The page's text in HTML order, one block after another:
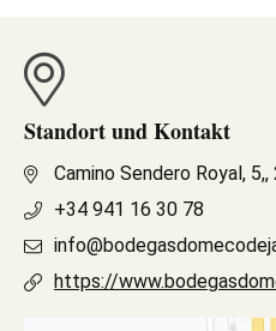
Standort und Kontakt
Camino Sendero Royal,
+34 941 16 30 78
https://